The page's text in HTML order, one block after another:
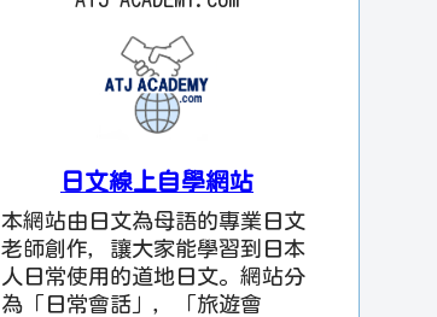
日文線上自學網站
本網站由日文為母語的專業日文
老師創作，讓大家能學習到日本
人日常使用的道地日文。網站分
為「日常會話」，「旅遊會